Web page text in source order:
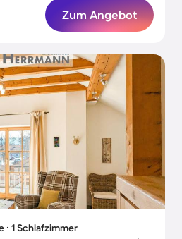
Zum Angebot
∙ 1 Schlafzimmer